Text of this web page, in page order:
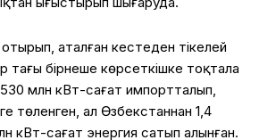
аталған кестеден тікелей
бірнеше көрсеткішке тоқтала
млн кВт-сағат импортталып,
төленген, ал Өзбекстаннан 1,4
кВт-сағат энергия сатып алынған.